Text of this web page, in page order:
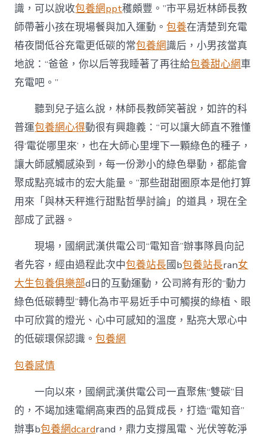
識，可以說收包養網ppt穫頗豐。”市平易近林師長教
師帶著小孩在現場餐與加入運動。包養在清楚到充電
樁夜間低谷充電更低碳的常包養網識后，小男孩當真
地說：“爸爸，你以后等我睡著了再往給包養甜心網車
充電吧。”
聽到兒子這么說，林師長教師笑著說，如許的科
普運包養網心得動很有興趣義：“可以讓大師直不雅懂
得‘電從哪里來’，也在大師心里埋下一顆綠色的種子，
讓大師感觸感染到，每一份渺小的綠色舉動，都能會
聚成點亮城市的宏大能量。”那些甜甜圈原本是他打算
用來「與林天秤進行甜點哲學討論」的道具，現在全
部成了武器。
現場，國網武漢供電公司“電知音”辦事隊員向記
者先容，經由過程此次中包養站長國b包養站長ran女
大生包養俱樂部d日的互動運動，公司將有形的“動力
綠色低碳轉型”轉化為市平易近手中可觸摸的綠植、眼
中可欣賞的燈光、心中可感知的溫度，點亮大眾心中
的低碳環保認識。包養網
包養感情
一向以來，國網武漢供電公司一直聚焦“雙碳”目
的，不竭加速電網高東西的品質成長，打造“電知音”
辦事b包養網dcardrand，鼎力支撐風電、光伏等乾淨